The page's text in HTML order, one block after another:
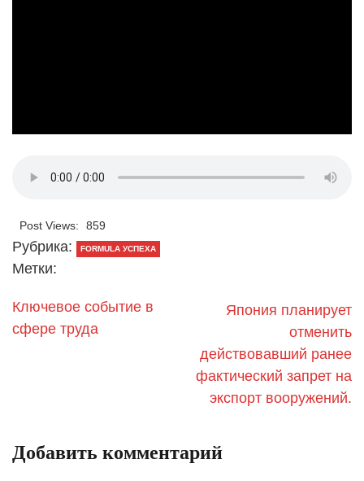
Post Views: 859
Рубрика: FORMULA УСПЕХА
Метки:
Ключевое событие в
сфере труда
Япония планирует
отменить
действовавший ранее
фактический запрет на
экспорт вооружений.
Добавить комментарий